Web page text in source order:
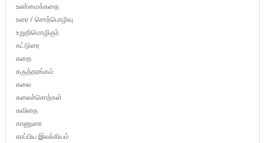
உண்மைக்கதை
உரை / சொற்பொழிவு
உறுதிமொழிஞர்
கட்டுரை
கதை
கருத்தரங்கம்
கலை
கலைச்சொற்கள்
கவிதை
காணுரை
காப்பிய இலக்கியம்